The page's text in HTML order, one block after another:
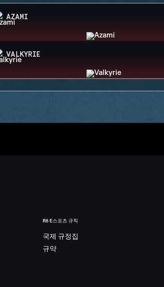
AZAMI
VALKYRIE
R6 E스포츠 규칙
국제 규정집
규약